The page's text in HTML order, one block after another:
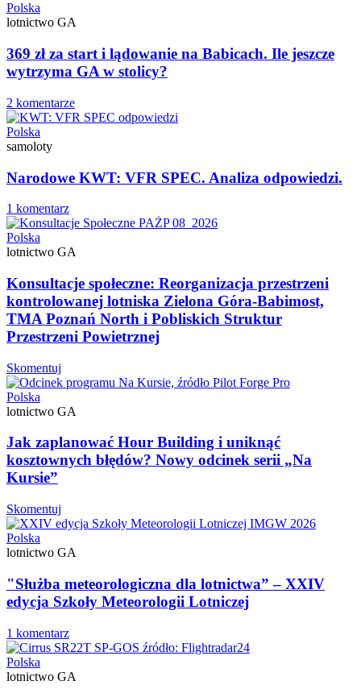
Polska
lotnictwo GA
369 zł za start i lądowanie na Babicach. Ile jeszcze
wytrzyma GA w stolicy?
2 komentarze
Polska
samoloty
Narodowe KWT: VFR SPEC. Analiza odpowiedzi.
1 komentarz
Polska
lotnictwo GA
Konsultacje społeczne: Reorganizacja przestrzeni
kontrolowanej lotniska Zielona Góra-Babimost,
TMA Poznań North i Pobliskich Struktur
Przestrzeni Powietrznej
Skomentuj
Polska
lotnictwo GA
Jak zaplanować Hour Building i uniknąć
kosztownych błędów? Nowy odcinek serii „Na
Kursie”
Skomentuj
Polska
lotnictwo GA
"Służba meteorologiczna dla lotnictwa” – XXIV
edycja Szkoły Meteorologii Lotniczej
1 komentarz
Polska
lotnictwo GA